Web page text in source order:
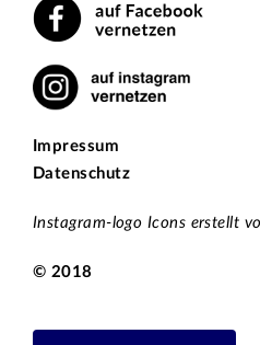
Impressum
Datenschutz
Instagram-logo Icons erstellt
© 2018